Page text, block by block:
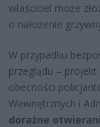
właściciel może
o nałożenie
W przypadku
przeglądu –
obecności
Wewnętrznych i
doraźne